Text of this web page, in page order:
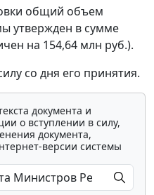
общий объем
утвержден в сумме
на 154,64 млн руб.).
со дня его принятия.
документа и
о вступлении в силу,
документа,
версии системы